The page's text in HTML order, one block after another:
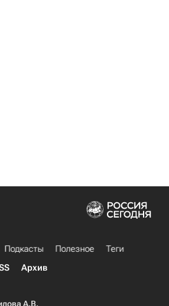
Подкасты Полезное
Теги
Архив
А.В.